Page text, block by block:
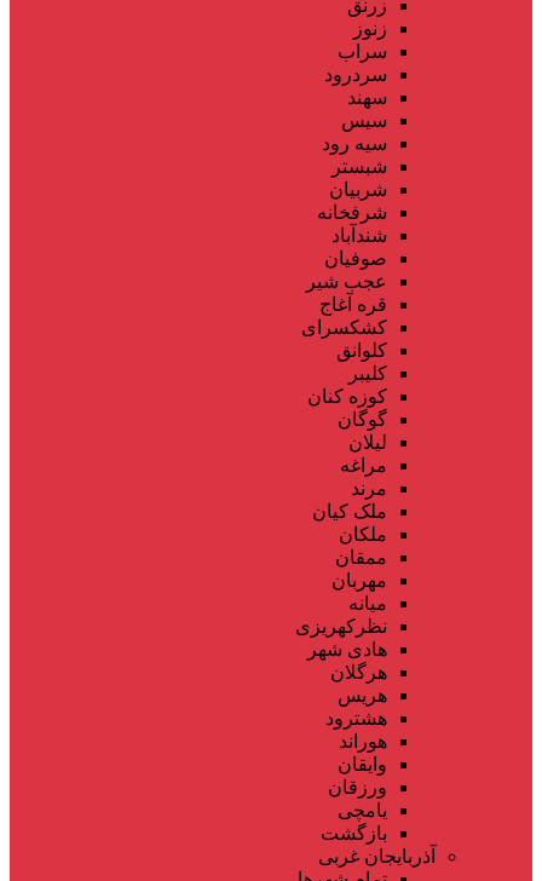
زرنق
زنوز
سراب
سردرود
سهند
سیس
سیه رود
شبستر
شربیان
شرفخانه
شندآباد
صوفیان
عجب شیر
قره آغاج
کشکسرای
کلوانق
کلیبر
کوزه کنان
گوگان
لیلان
مراغه
مرند
ملک کیان
ملکان
ممقان
مهربان
میانه
نظرکهریزی
هادی شهر
هرگلان
هریس
هشترود
هوراند
وایقان
ورزقان
یامچی
بازگشت
آذربایجان غربی